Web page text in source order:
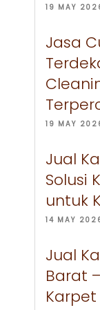
19 MAY
Jasa
19 MAY
Jual
Solusi
untuk
14 MAY
Jual
Barat